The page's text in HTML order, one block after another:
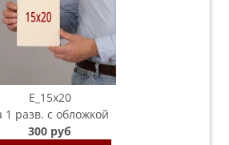
E_15х20
1 разв. с обложкой
300 руб